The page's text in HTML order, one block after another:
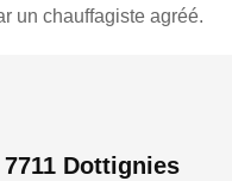
un chauffagiste agréé.
Dottignies